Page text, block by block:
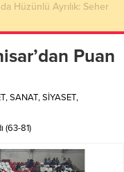
Hacı Eryaman’a
Puan
,SANAT,SİYASET,
(63-81)